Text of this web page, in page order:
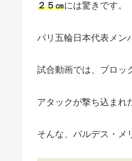
２５㎝には驚きです。
パリ五輪日本代表メン
試合動画では、ブロッ
アタックが撃ち込まれ
そんな、バルデス・メ